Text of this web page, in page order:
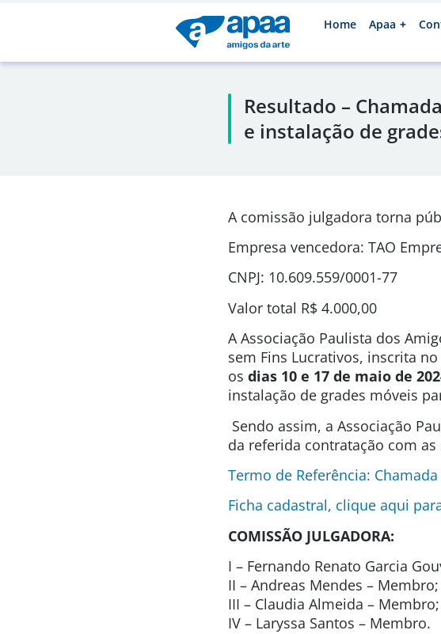
Home Apaa
Resultado –
e instalação de
A comissão julgadora torna
Empresa vencedora: TAO
CNPJ: 10.609.559/0001-77
Valor total R$ 4.000,00
A Associação Paulista dos
sem Fins Lucrativos, inscrita
os dias 10 e 17 de maio de
instalação de grades móveis
Sendo assim, a Associação
da referida contratação com
Termo de Referência:
Ficha cadastral, clique aqui
COMISSÃO JULGADORA:
I – Fernando Renato Garcia
II – Andreas Mendes – Membro;
III – Claudia Almeida – Membro;
IV – Laryssa Santos – Membro.